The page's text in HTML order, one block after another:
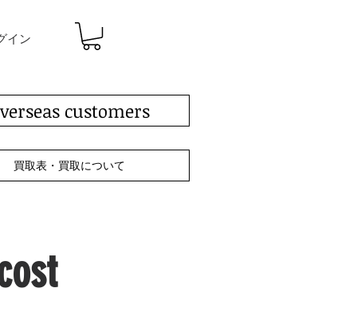
イン
customers
買取表・買取について